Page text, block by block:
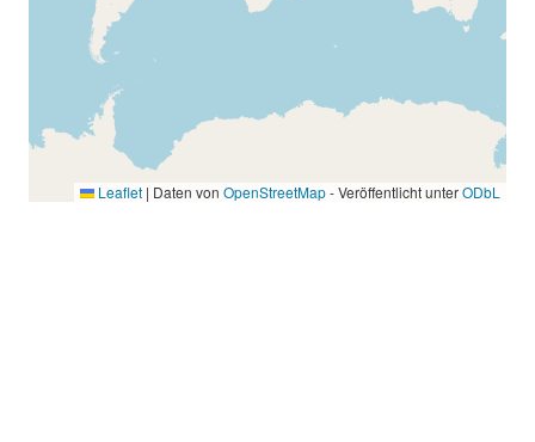
Leaflet | Daten von OpenStreetMap- Veröffentlicht unterODbL